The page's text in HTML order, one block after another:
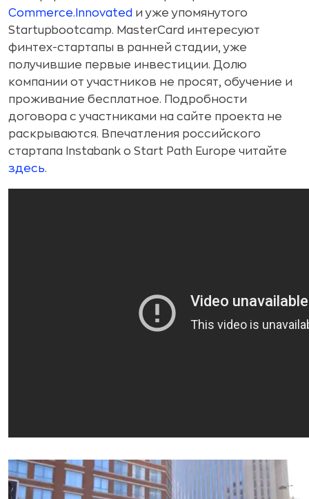
Commerce.Innovated и уже упомянутого
Startupbootcamp. MasterCard интересуют
финтех-стартапы в ранней стадии, уже
получившие первые инвестиции. Долю
компании от участников не просят, обучение и
проживание бесплатное. Подробности
договора с участниками на сайте проекта не
раскрываются. Впечатления российского
стартапа Instabank о Start Path Europe читайте
здесь.